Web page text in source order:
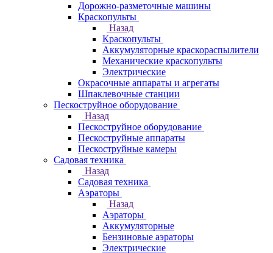
Дорожно-разметочные машины
Краскопульты
Назад
Краскопульты
Аккумуляторные краскораспылители
Механические краскопульты
Электрические
Окрасочные аппараты и агрегаты
Шпаклевочные станции
Пескоструйное оборудование
Назад
Пескоструйное оборудование
Пескоструйные аппараты
Пескоструйные камеры
Садовая техника
Назад
Садовая техника
Аэраторы
Назад
Аэраторы
Аккумуляторные
Бензиновые аэраторы
Электрические